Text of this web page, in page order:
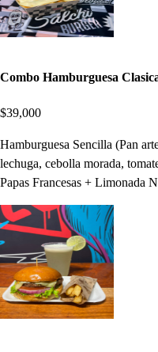
Combo Hamburguesa
$39,000
Hamburguesa Sencilla (Pan
lechuga, cebolla morada,
Papas Francesas + Limonada